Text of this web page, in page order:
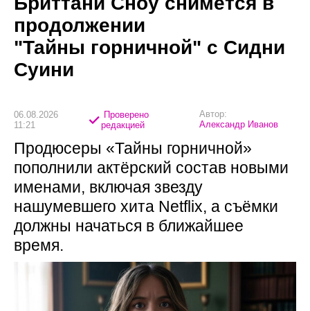
продолжении
"Тайны горничной" с Сидни
Суини
06.08.2026
11:21
Проверено
редакцией
Автор:
Александр Иванов
Продюсеры «Тайны горничной»
пополнили актёрский состав новыми
именами, включая звезду
нашумевшего хита Netflix, а съёмки
должны начаться в ближайшее
время.